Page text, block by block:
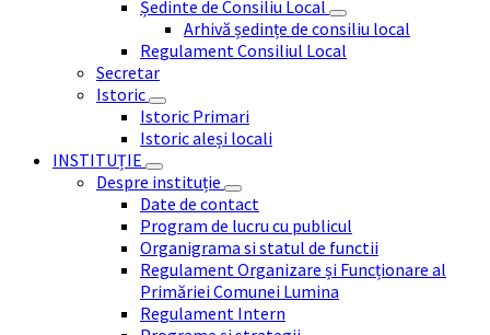
Ședinte de Consiliu Local
Arhivă ședințe de consiliu local
Regulament Consiliul Local
Secretar
Istoric
Istoric Primari
Istoric aleși locali
INSTITUȚIE
Despre instituție
Date de contact
Program de lucru cu publicul
Organigrama si statul de functii
Regulament Organizare și Funcționare al
Primăriei Comunei Lumina
Regulament Intern